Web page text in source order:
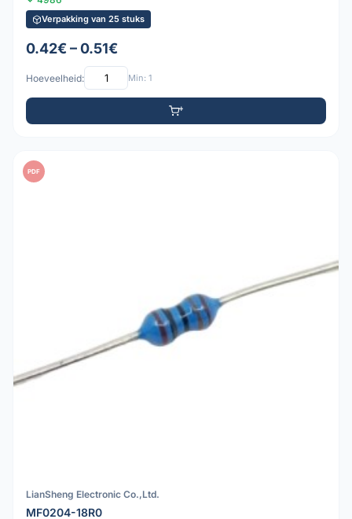
Verpakking van 25 stuks
0.42€ – 0.51€
Hoeveelheid: Min: 1
PDF
LianSheng Electronic Co.,Ltd.
MF0204-18R0